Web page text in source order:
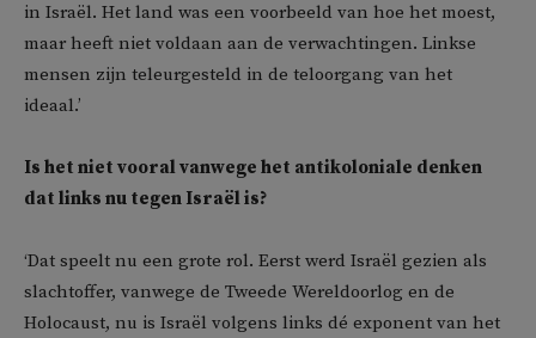
in Israël. Het land was een voorbeeld van hoe het moest,
maar heeft niet voldaan aan de verwachtingen. Linkse
mensen zijn teleurgesteld in de teloorgang van het
ideaal.’
Is het niet vooral vanwege het antikoloniale denken
dat links nu tegen Israël is?
‘Dat speelt nu een grote rol. Eerst werd Israël gezien als
slachtoffer, vanwege de Tweede Wereldoorlog en de
Holocaust, nu is Israël volgens links dé exponent van het